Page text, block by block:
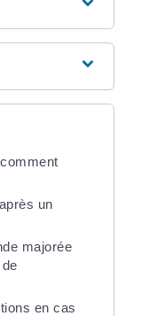
un
majorée
en cas